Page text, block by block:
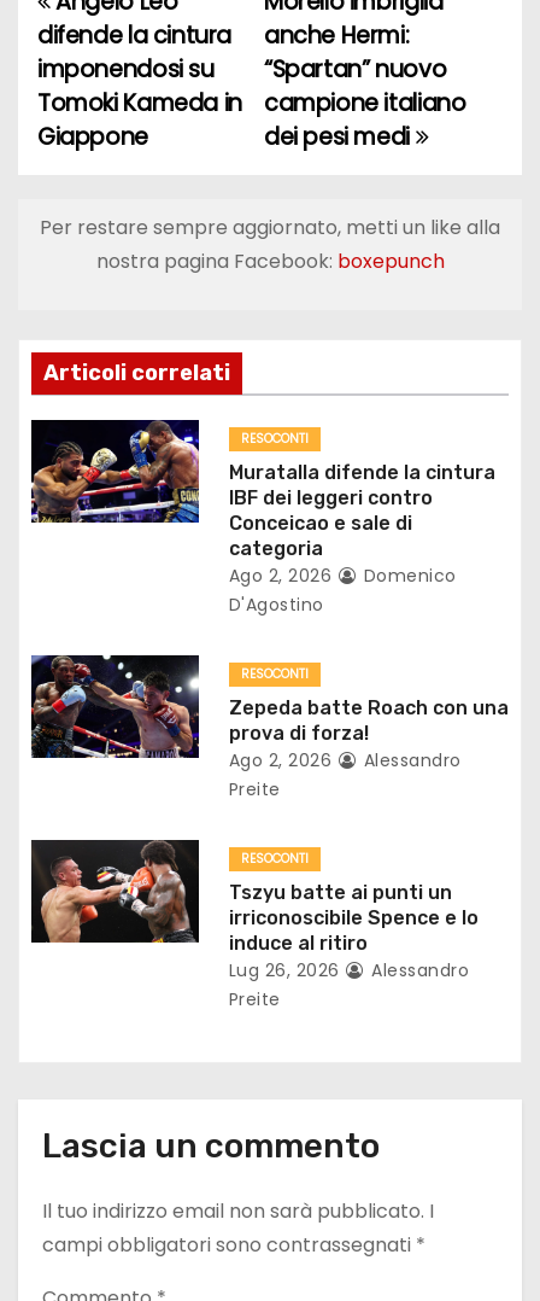
N
a
v
g
i
o
n
e
t
i
c
l
i
anche Hermi:
“Spartan” nuovo
campione italiano
dei pesi medi
difende la cintura
imponendosi su
Tomoki Kameda in
Giappone
Per restare sempre aggiornato, metti un like alla
nostra pagina Facebook: boxepunch
Articoli correlati
RESOCONTI
Muratalla difende la cintura
IBF dei leggeri contro
Conceicao e sale di
categoria
Ago 2, 2026
Domenico
D'Agostino
RESOCONTI
Zepeda batte Roach con una
prova di forza!
Ago 2, 2026
Alessandro
Preite
RESOCONTI
Tszyu batte ai punti un
irriconoscibile Spence e lo
induce al ritiro
Lug 26, 2026
Alessandro
Preite
Lascia un commento
Il tuo indirizzo email non sarà pubblicato. I
campi obbligatori sono contrassegnati *